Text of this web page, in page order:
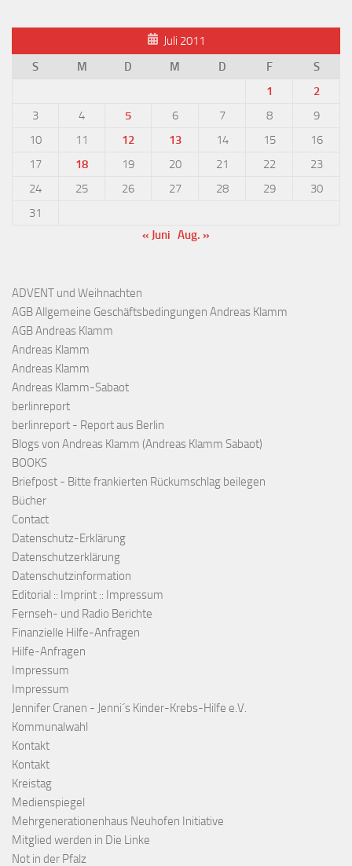
Juli 2011
S
M D M D F
S
1
2
3
4 5 6 7 8
9
10
11 12 13 14 15
16
17
18 19 20 21 22
23
24
25 26 27 28 29
30
31
« Juni Aug. »
ADVENT und Weihnachten
AGB Allgemeine Geschäftsbedingungen Andreas Klamm
AGB Andreas Klamm
Andreas Klamm
Andreas Klamm
Andreas Klamm-Sabaot
berlinreport
berlinreport - Report aus Berlin
Blogs von Andreas Klamm (Andreas Klamm Sabaot)
BOOKS
Briefpost - Bitte frankierten Rückumschlag beilegen
Bücher
Contact
Datenschutz-Erklärung
Datenschutzerklärung
Datenschutzinformation
Editorial :: Imprint :: Impressum
Fernseh- und Radio Berichte
Finanzielle Hilfe-Anfragen
Hilfe-Anfragen
Impressum
Impressum
Jennifer Cranen - Jenni´s Kinder-Krebs-Hilfe e.V.
Kommunalwahl
Kontakt
Kontakt
Kreistag
Medienspiegel
Mehrgenerationenhaus Neuhofen Initiative
Mitglied werden in Die Linke
Not in der Pfalz